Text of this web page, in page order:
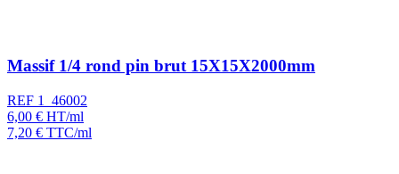
Massif 1/4 rond pin brut 15X15X2000mm
REF 1_46002
6,00 € HT/ml
7,20 € TTC/ml